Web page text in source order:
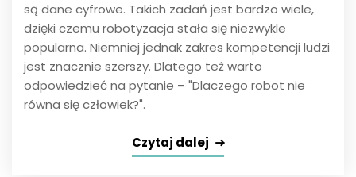
są dane cyfrowe. Takich zadań jest bardzo wiele,
dzięki czemu robotyzacja stała się niezwykle
popularna. Niemniej jednak zakres kompetencji ludzi
jest znacznie szerszy. Dlatego też warto
odpowiedzieć na pytanie – "Dlaczego robot nie
równa się człowiek?".
Czytaj dalej